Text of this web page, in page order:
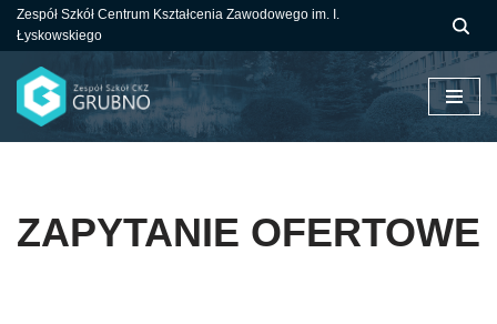
do
treści
Zespół Szkół Centrum Kształcenia Zawodowego im. I.
Łyskowskiego
ZAPYTANIE OFERTOWE